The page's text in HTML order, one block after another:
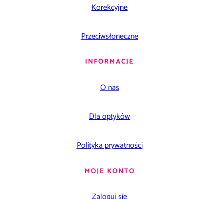
Korekcyjne
Przeciwsłoneczne
INFORMACJE
O nas
Dla optyków
Polityka prywatności
MOJE KONTO